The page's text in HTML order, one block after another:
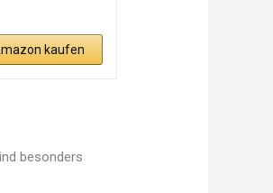
kaufen
besonders